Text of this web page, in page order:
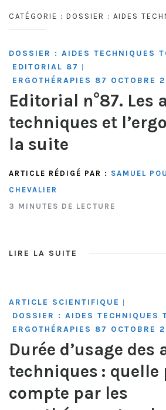
CATÉGORIE : DOSSIER : AIDES
DOSSIER : AIDES TECHNIQUES
EDITORIAL 87 |
ERGOTHÉRAPIES 87 OCTOBRE
Editorial n°87. Les
techniques et
la suite
ARTICLE RÉDIGÉ PAR : SAMUEL
CHEVALIER
3 MINUTES DE LECTURE
LIRE LA SUITE
ARTICLE SCIENTIFIQUE |
DOSSIER : AIDES TECHNIQUES
ERGOTHÉRAPIES 87 OCTOBRE
Durée d’usage des
techniques : quelle
compte par les